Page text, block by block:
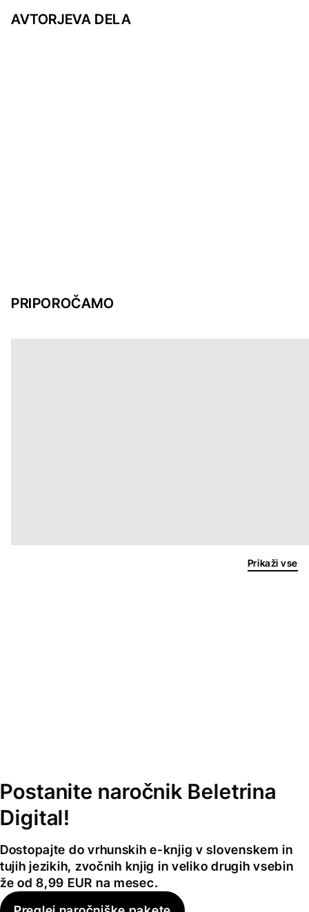
AVTORJEVA DELA
PRIPOROČAMO
Prikaži vse
Postanite naročnik Beletrina
Digital!
Dostopajte do vrhunskih e-knjig v slovenskem in
tujih jezikih, zvočnih knjig in veliko drugih vsebin
že od 8,99 EUR na mesec.